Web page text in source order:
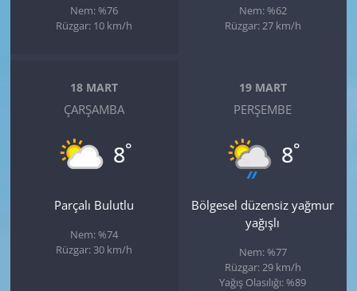
Nem: %76
Rüzgar: 10 km/h
Nem: %62
Rüzgar: 27 km/h
18 MART
ÇARŞAMBA
8°
Parçalı Bulutlu
Nem: %74
Rüzgar: 30 km/h
19 MART
PERŞEMBE
8°
Bölgesel düzensiz yağmur
yağışlı
Nem: %77
Rüzgar: 29 km/h
Yağış Olasılığı: %89